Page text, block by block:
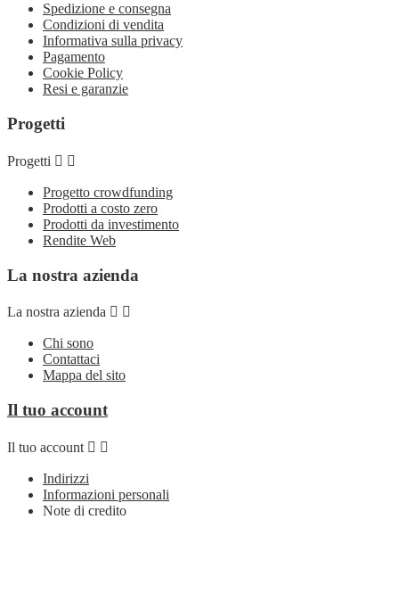
Spedizione e consegna
Condizioni di vendita
Informativa sulla privacy
Pagamento
Cookie Policy
Resi e garanzie
Progetti
Progetti  
Progetto crowdfunding
Prodotti a costo zero
Prodotti da investimento
Rendite Web
La nostra azienda
La nostra azienda  
Chi sono
Contattaci
Mappa del sito
Il tuo account
Il tuo account  
Indirizzi
Informazioni personali
Note di credito